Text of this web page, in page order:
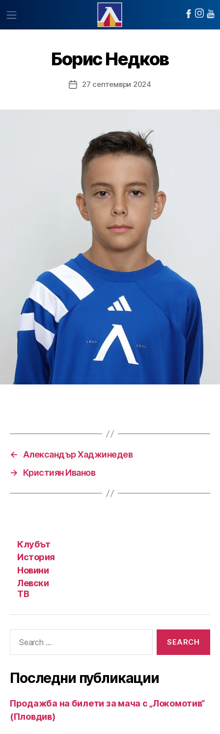
Борис Недков
Post27 септември 2024
←
Александър Хаджинедев
→
Кристиян Иванов
Клубът
История
Новини
Левски
ТВ
Последни публикации
Продажба на билети за мача с „Локомотив“
(Пловдив)